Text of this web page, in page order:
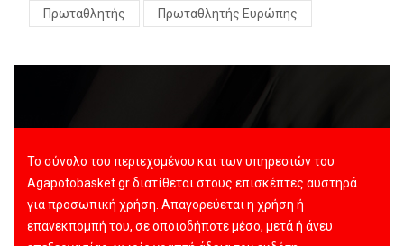
Πρωταθλητής Πρωταθλητής Ευρώπης
Το σύνολο του περιεχομένου και των υπηρεσιών του
Agapotobasket.gr διατίθεται στους επισκέπτες αυστηρά
για προσωπική χρήση. Απαγορεύεται η χρήση ή
επανεκπομπή του, σε οποιοδήποτε μέσο, μετά ή άνευ